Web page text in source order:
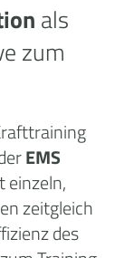
als
zum
EMS
einzeln,
zeitgleich
des